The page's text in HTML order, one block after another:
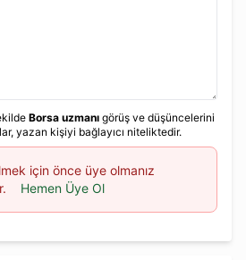
Borsa uzmanı görüş ve düşüncelerini
yazan kişiyi bağlayıcı niteliktedir.
için önce üye olmanız
Hemen Üye Ol